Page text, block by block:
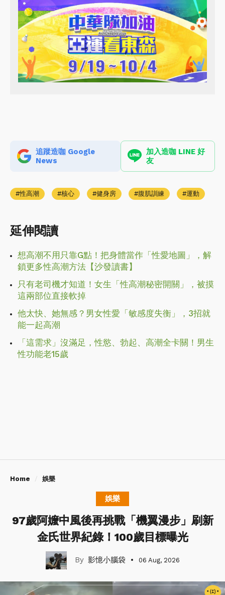
追蹤造咖 Google
News
加入造咖 LINE 好
友
性高潮 核心 健身房 腹肌訓練 運動
延伸閱讀
想高潮不用只靠G點！把身體當作「性愛地圖」，解
鎖更多性高潮方法【沙發讀書】
只有老司機才知道！女生「性高潮秘密開關」，被摸
這兩部位直接軟掉
他太快、她無感？男女性愛「敏感度失衡」，3招就
能一起高潮
「這需求」沒滿足，性慾、勃起、高潮全卡關！男生
性功能老15歲
Home 娛樂
娛樂
97歲阿嬤中風後再挑戰「機翼漫步」刷新
金氏世界紀錄！100歲目標曝光
影憶小腦袋 06 Aug, 2026